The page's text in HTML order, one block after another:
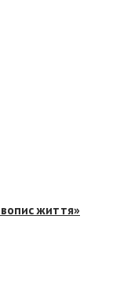
життя»